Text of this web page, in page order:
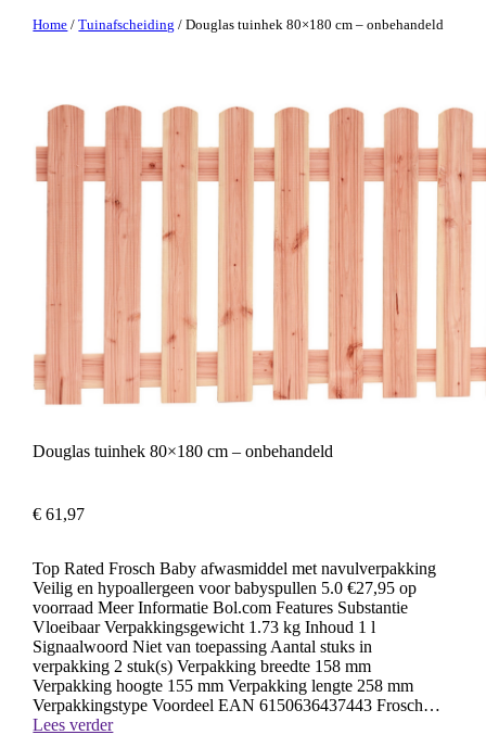
Home /Tuinafscheiding / Douglas tuinhek 80×180 cm – onbehandeld
Douglas tuinhek 80×180 cm – onbehandeld
€ 61,97
Top Rated Frosch Baby afwasmiddel met navulverpakking
Veilig en hypoallergeen voor babyspullen 5.0 €27,95 op
voorraad Meer Informatie Bol.com Features Substantie
Vloeibaar Verpakkingsgewicht 1.73 kg Inhoud 1 l
Signaalwoord Niet van toepassing Aantal stuks in
verpakking 2 stuk(s) Verpakking breedte 158 mm
Verpakking hoogte 155 mm Verpakking lengte 258 mm
Verpakkingstype Voordeel EAN 6150636437443 Frosch…
Lees verderNaamloos